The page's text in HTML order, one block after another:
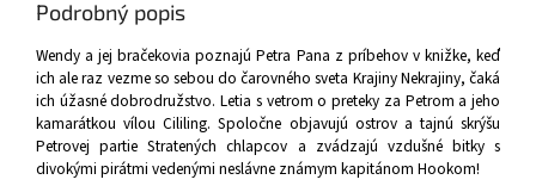
Podrobný popis
Wendy a jej bračekovia poznajú Petra Pana z príbehov v knižke, keď
ich ale raz vezme so sebou do čarovného sveta Krajiny Nekrajiny, čaká
ich úžasné dobrodružstvo. Letia s vetrom o preteky za Petrom a jeho
kamarátkou vílou Cililing. Spoločne objavujú ostrov a tajnú skrýšu
Petrovej partie Stratených chlapcov a zvádzajú vzdušné bitky s
divokými pirátmi vedenými neslávne známym kapitánom Hookom!